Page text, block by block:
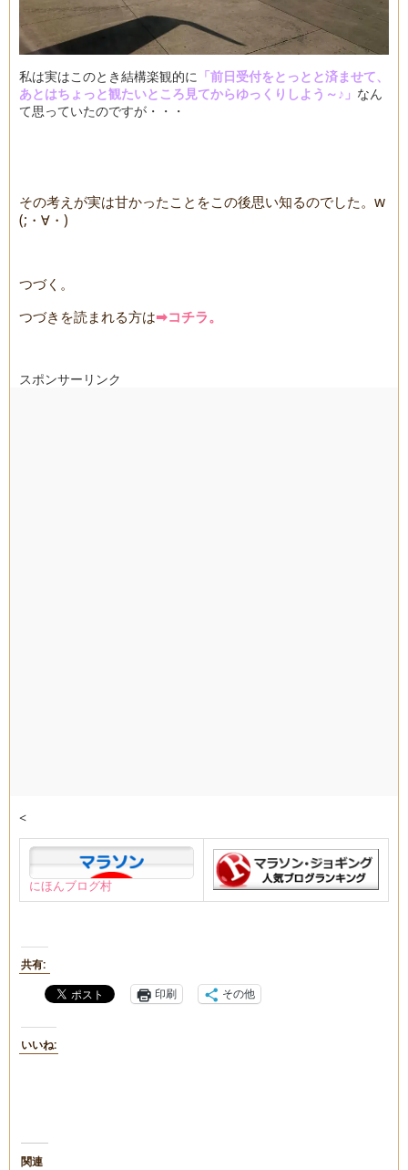
私は実はこのとき結構楽観的に 「前日受付をとっとと済ませて、
あとはちょっと観たいところ見てからゆっくりしよう～♪」 なん
て思っていたのですが・・・
その考えが実は甘かったことをこの後思い知るのでした。w
(;・∀・)
つづく。
つづきを読まれる方は➡コチラ。
スポンサーリンク
<
にほんブログ村
共有:
印刷
その他
いいね:
関連